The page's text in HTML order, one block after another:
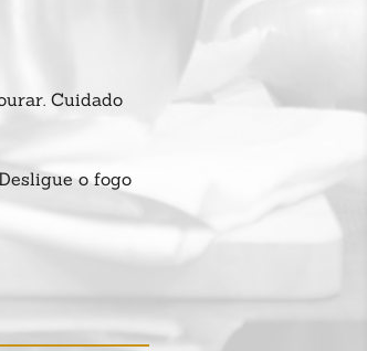
Cuidado
o fogo